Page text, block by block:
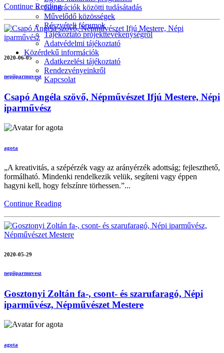
Generációk közötti tudásátadás
Művelődő közösségek
Részvételi fórumok
Tájékoztató projekttevékenységről
Adatvédelmi tájékoztató
Közérdekű információk
Adatkezelési tájékoztató
Rendezvényeinkről
Kapcsolat
Continue Reading
2020-06-05
nepiiparmuvesz
Csapó Angéla szövő, Népművészet Ifjú Mestere, Népi
iparművész
agota
„A kreativitás, a szépérzék vagy az arányérzék adottság; fejleszthető,
formálható. Mindenki rendelkezik velük, segíteni vagy éppen
hagyni kell, hogy felszínre törhessen.”...
Continue Reading
2020-05-29
nepiiparmuvesz
Gosztonyi Zoltán fa-, csont- és szarufaragó, Népi
iparművész, Népművészet Mestere
agota